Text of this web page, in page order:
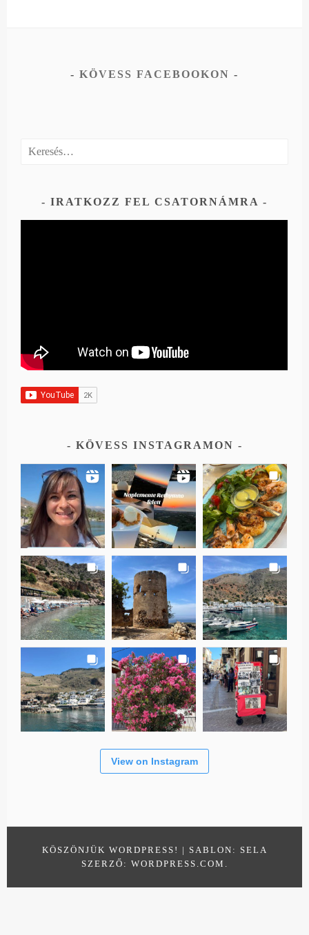
KÖVESS FACEBOOKON
Keresés:
IRATKOZZ FEL CSATORNÁMRA
KÖVESS INSTAGRAMON
View on Instagram
KÖSZÖNJÜK WORDPRESS! | SABLON: SELA
SZERZŐ: WORDPRESS.COM